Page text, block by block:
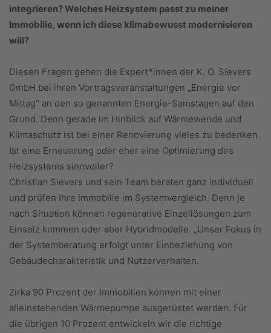
integrieren? Welches Heizsystem passt zu meiner
Immobilie, wenn ich diese klimabewusst modernisieren
will?
Diesen Fragen gehen die Expert*innen der K. O. Sievers
GmbH bei ihren Vortragsveranstaltungen „Energie vor
Mittag“ an den so genannten Energie-Samstagen auf den
Grund. Denn gerade im Hinblick auf Wärmewende und
Klimaschutz ist bei einer Renovierung vieles zu bedenken.
Ist eine Erneuerung oder eher eine Optimierung des
Heizsystems sinnvoller?
Christian Sievers und sein Team beraten ganz individuell
und prüfen Ihre Immobilie im Systemvergleich. Denn je
nach Situation können regenerative Einzellösungen zum
Einsatz kommen oder aber Hybridmodelle. „Unser Fokus in
der Systemberatung erfolgt unter Einbeziehung von
Gebäudecharakteristik und Nutzerverhalten.
Zirka 90 Prozent der Immobilien können mit einer
alleinstehenden Wärmepumpe ausgerüstet werden. Für
die übrigen 10 Prozent entwickeln wir die richtige